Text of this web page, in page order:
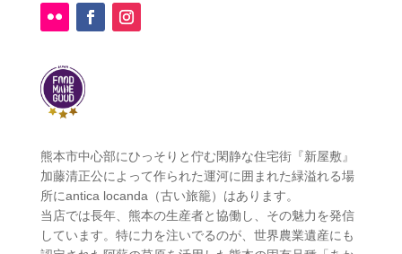
熊本市中心部にひっそりと佇む閑静な住宅街『新屋敷』
加藤清正公によって作られた運河に囲まれた緑溢れる場
所にantica locanda（古い旅籠）はあります。
当店では長年、熊本の生産者と協働し、その魅力を発信
しています。特に力を注いでるのが、世界農業遺産にも